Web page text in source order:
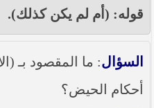
قوله: (أم لم يكن كذلك).
السؤال: ما المقصود بـ
أحكام الحيض؟